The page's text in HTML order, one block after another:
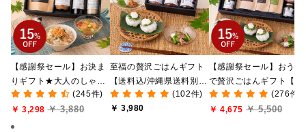
【感謝祭セール】お決ま
りギフト★大人のしゃけ
しゃけめんたい入り【送
料込/沖縄県送料別途】
【化粧箱包装付】
(245件)
￥ 3,298 ￥ 3,880
至福の贅沢ごはんギフト
【送料込/沖縄県送料別
途】【化粧箱包装付/オン
ライン限定】
(102件)
￥ 3,980
【感謝祭セール】おうち
で贅沢ごはんギフト【送
料無料/沖縄県送料別途】
【化粧箱包装付/オンライ
(276件)
￥ 4,675 ￥ 5,500